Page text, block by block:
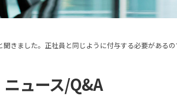
きました。正社員と同じように付与する必要がある
ニュース/Q&A